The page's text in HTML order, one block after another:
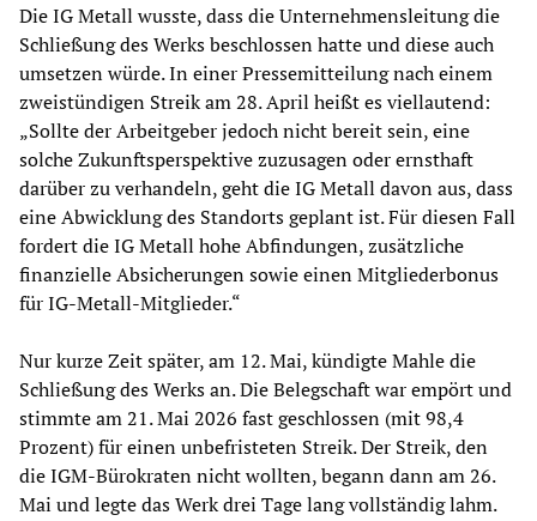
Die IG Metall wusste, dass die Unternehmensleitung die
Schließung des Werks beschlossen hatte und diese auch
umsetzen würde. In einer Pressemitteilung nach einem
zweistündigen Streik am 28. April heißt es viellautend:
„Sollte der Arbeitgeber jedoch nicht bereit sein, eine
solche Zukunftsperspektive zuzusagen oder ernsthaft
darüber zu verhandeln, geht die IG Metall davon aus, dass
eine Abwicklung des Standorts geplant ist. Für diesen Fall
fordert die IG Metall hohe Abfindungen, zusätzliche
finanzielle Absicherungen sowie einen Mitgliederbonus
für IG‑Metall‑Mitglieder.“
Nur kurze Zeit später, am 12. Mai, kündigte Mahle die
Schließung des Werks an. Die Belegschaft war empört und
stimmte am 21. Mai 2026 fast geschlossen (mit 98,4
Prozent) für einen unbefristeten Streik. Der Streik, den
die IGM-Bürokraten nicht wollten, begann dann am 26.
Mai und legte das Werk drei Tage lang vollständig lahm.